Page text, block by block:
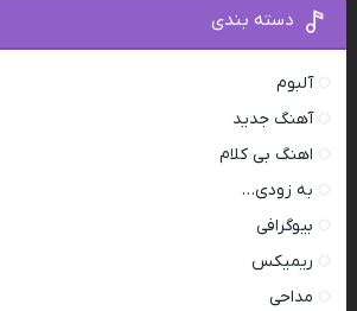
دسته بندی
آلبوم
آهنگ جدید
اهنگ بی کلام
به زودی…
بیوگرافی
ریمیکس
مداحی